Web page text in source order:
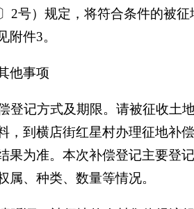
〕 2号）规定，将符合条件的被
附件3。
他事项
登记方式及期限。 请被征收土
，到 横店街红星村办理征地补
果为准。本次补偿登记主要登
属、种类、数量等情况。